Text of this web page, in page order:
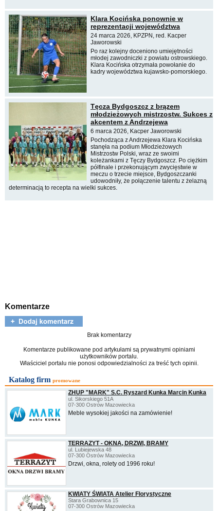
Klara Kocińska ponownie w
reprezentacji województwa
24 marca 2026, KPZPN, red. Kacper
Jaworowski
Po raz kolejny doceniono umiejętności
młodej zawodniczki z powiatu ostrowskiego.
Klara Kocińska otrzymała powołanie do
kadry województwa kujawsko-pomorskiego.
Tęcza Bydgoszcz z brązem
młodzieżowych mistrzostw. Sukces z
akcentem z Andrzejewa
6 marca 2026, Kacper Jaworowski
Pochodząca z Andrzejewa Klara Kocińska
stanęła na podium Młodzieżowych
Mistrzostw Polski, wraz ze swoimi
koleżankami z Tęczy Bydgoszcz. Po ciężkim
półfinale i przekonującym zwycięstwie w
meczu o trzecie miejsce, Bydgoszczanki
udowodniły, że połączenie talentu z żelazną
determinacją to recepta na wielki sukces.
Komentarze
Brak komentarzy
Komentarze publikowane pod artykułami są prywatnymi opiniami
użytkowników portalu.
Właściciel portalu nie ponosi odpowiedzialności za treść tych opinii.
Katalog firm promowane
ZHUP "MARK" S.C. Ryszard Kunka Marcin Kunka
ul. Sikorskiego 51A
07-300 Ostrów Mazowiecka
Meble wysokiej jakości na zamówienie!
TERRAZYT - OKNA, DRZWI, BRAMY
ul. Lubiejewska 48
07-300 Ostrów Mazowiecka
Drzwi, okna, rolety od 1996 roku!
KWIATY ŚWIATA Atelier Florystyczne
Stara Grabownica 15
07-300 Ostrów Mazowiecka